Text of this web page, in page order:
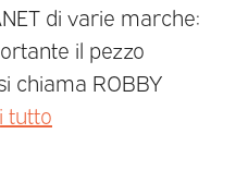
di varie marche:
il pezzo
chiama ROBBY
tutto